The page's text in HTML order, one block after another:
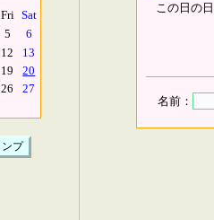
Fri Sat
5
6
12
13
19
20
26
27
この日の
名前：